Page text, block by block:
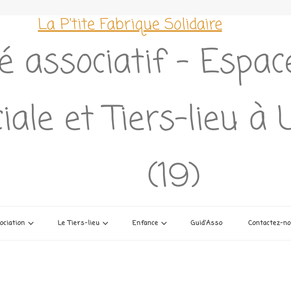
La P'tite Fabrique Solidaire
associatif –
et Tiers-lieu à
(19)
Le Tiers-lieu Enfance Guid’Asso Contactez-